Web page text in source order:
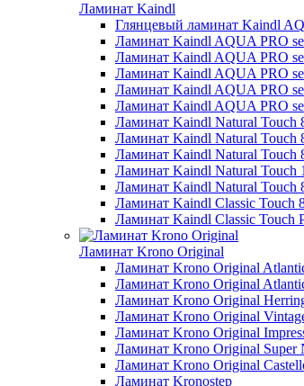
Ламинат Kaindl
Глянцевый ламинат Kaindl
Ламинат Kaindl AQUA PRO
Ламинат Kaindl AQUA PRO
Ламинат Kaindl AQUA PRO
Ламинат Kaindl AQUA PRO
Ламинат Kaindl AQUA PRO
Ламинат Kaindl Natural Touch
Ламинат Kaindl Natural Touch
Ламинат Kaindl Natural Touch
Ламинат Kaindl Natural Touch
Ламинат Kaindl Natural Touch
Ламинат Kaindl Classic Touch
Ламинат Kaindl Classic Touch
Ламинат Krono Original
Ламинат Krono Original
Ламинат Krono Original
Ламинат Krono Original
Ламинат Krono Original
Ламинат Krono Original
Ламинат Krono Original Super
Ламинат Krono Original
Ламинат Kronostep